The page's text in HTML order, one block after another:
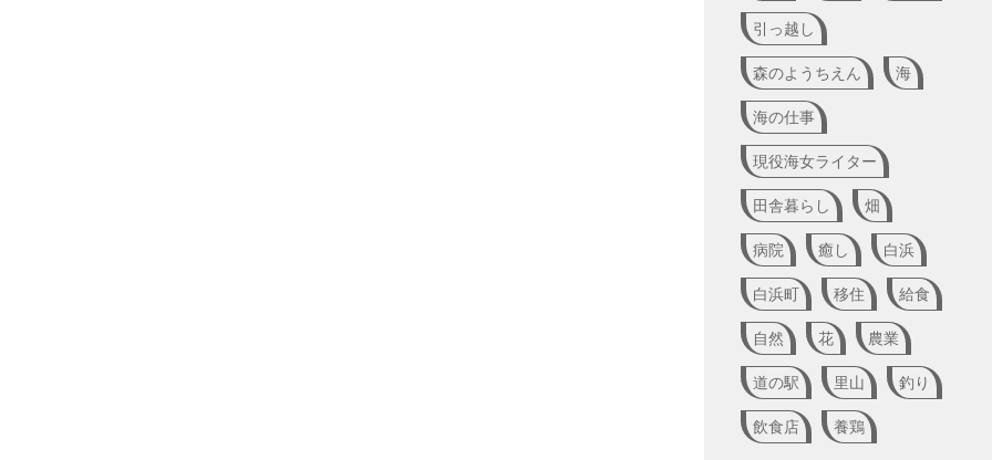
引っ越し
森のようちえん 海
海の仕事
現役海女ライター
田舎暮らし 畑
病院 癒し 白浜
白浜町 移住 給食
自然 花 農業
道の駅 里山 釣り
飲食店 養鶏